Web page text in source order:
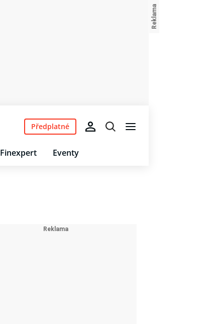
Finexpert Eventy
Předplatné